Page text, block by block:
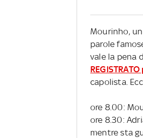
Mourinho,
parole
vale la pena
capolista.
ore 8.00:
ore 8.30:
mentre sta